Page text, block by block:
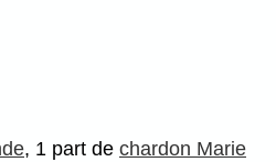
, 1 part de chardon Marie